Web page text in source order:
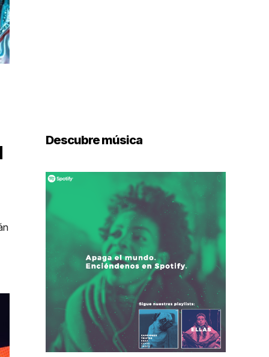
Descubre música